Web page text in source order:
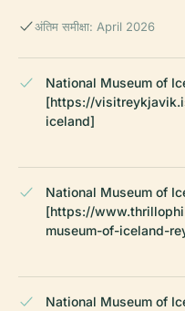
अंतिम समीक्षा: April 2026
National Museum of
[https://
iceland]
National Museum of
[https://
museum-of-iceland-
National Museum of